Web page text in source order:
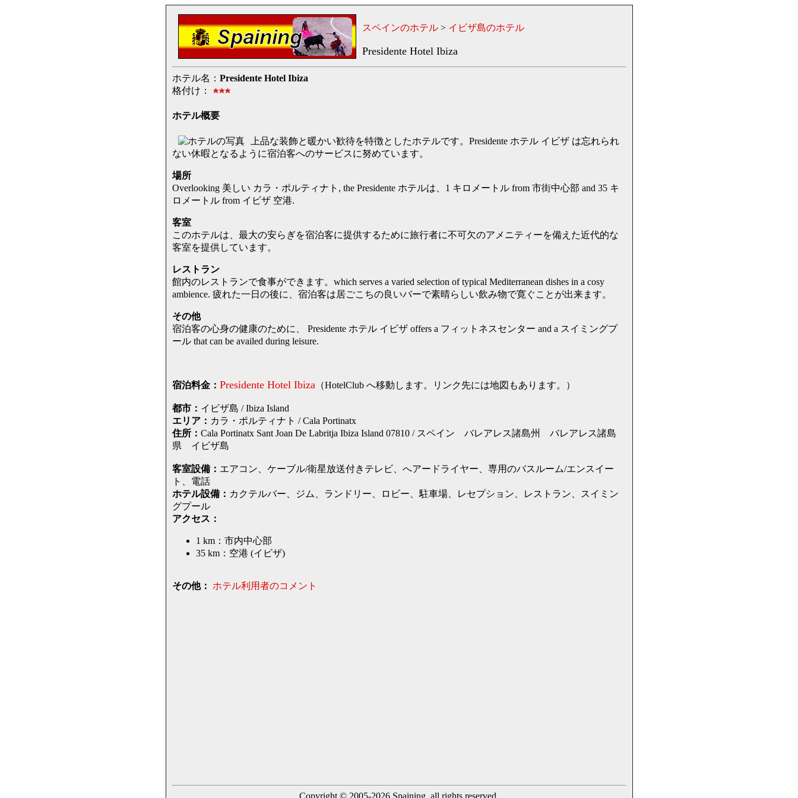
スペインのホテル> イビザ島のホテル
Presidente Hotel Ibiza
ホテル名： Presidente Hotel Ibiza
格付け：
ホテル概要
上品な装飾と暖かい歓待を特徴としたホテルです。Presidente ホテル イビザ は忘れられ
ない休暇となるように宿泊客へのサービスに努めています。
場所
Overlooking 美しい カラ・ポルティナト, the Presidente ホテルは、1 キロメートル from 市街中心部 and 35 キ
ロメートル from イビザ 空港.
客室
このホテルは、最大の安らぎを宿泊客に提供するために旅行者に不可欠のアメニティーを備えた近代的な
客室を提供しています。
レストラン
館内のレストランで食事ができます。which serves a varied selection of typical Mediterranean dishes in a cosy
ambience. 疲れた一日の後に、宿泊客は居ごこちの良いバーで素晴らしい飲み物で寛ぐことが出来ます。
その他
宿泊客の心身の健康のために、 Presidente ホテル イビザ offers a フィットネスセンター and a スイミングプ
ール that can be availed during leisure.
宿泊料金： Presidente Hotel Ibiza （HotelClub へ移動します。リンク先には地図もあります。）
都市： イビザ島 / Ibiza Island
エリア： カラ・ポルティナト / Cala Portinatx
住所： Cala Portinatx Sant Joan De Labritja Ibiza Island 07810 / スペイン バレアレス諸島州 バレアレス諸島
県 イビザ島
客室設備： エアコン、ケーブル/衛星放送付きテレビ、へアードライヤー、専用のバスルーム/エンスイー
ト、電話
ホテル設備： カクテルバー、ジム、ランドリー、ロビー、駐車場、レセプション、レストラン、スイミン
グプール
アクセス：
1 km：市内中心部
35 km：空港 (イビザ)
その他： ホテル利用者のコメント
Copyright © 2005-2026 Spaining. all rights reserved.